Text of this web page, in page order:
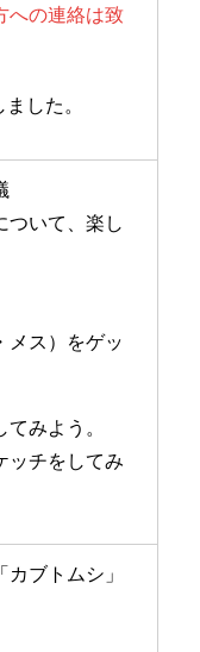
への連絡は致
した。
いて、楽し
ス）をゲッ
みよう。
チをしてみ
ブトムシ」